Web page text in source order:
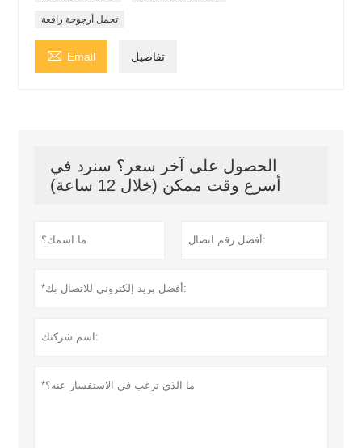
تحمل أرجوحة رافعة
 Email تفاصيل
الحصول على آخر سعر؟ سنرد في
أسرع وقت ممكن (خلال 12 ساعة)